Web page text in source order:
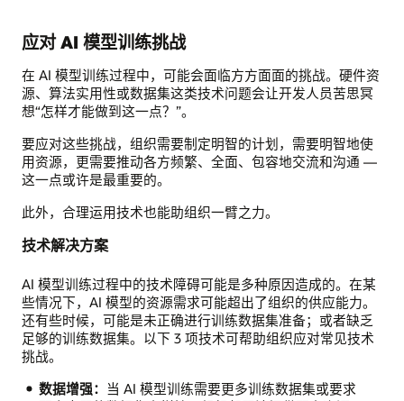
私
护、
访
问
及
所
有
权
问
题
应对 AI 模型训练挑战
在 AI 模型训练过程中，可能会面临方方面面的挑战。硬件资
源、算法实用性或数据集这类技术问题会让开发人员苦思冥
想“怎样才能做到这一点？”。
要应对这些挑战，组织需要制定明智的计划，需要明智地使
用资源，更需要推动各方频繁、全面、包容地交流和沟通 —
这一点或许是最重要的。
此外，合理运用技术也能助组织一臂之力。
技术解决方案
AI 模型训练过程中的技术障碍可能是多种原因造成的。在某
些情况下，AI 模型的资源需求可能超出了组织的供应能力。
还有些时候，可能是未正确进行训练数据集准备；或者缺乏
足够的训练数据集。以下 3 项技术可帮助组织应对常见技术
挑战。
数据增强： 当 AI 模型训练需要更多训练数据集或要求